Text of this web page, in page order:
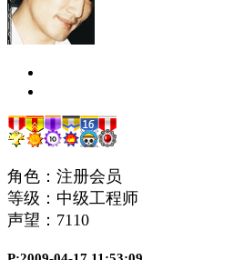
角色：注册会员
等级：中级工程师
声望： 7110